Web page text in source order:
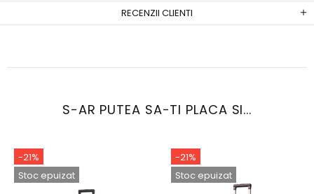
RECENZII CLIENTI
S-AR PUTEA SA-TI PLACA SI...
-21%
Stoc epuizat
-21%
Stoc epuizat